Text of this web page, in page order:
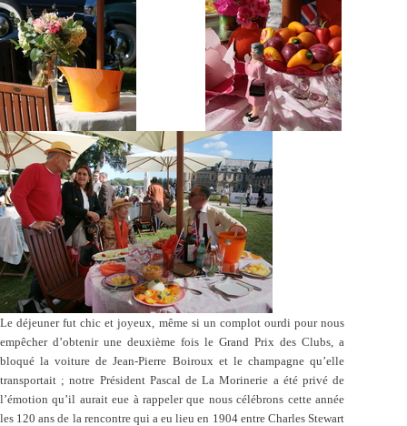
Le déjeuner fut chic et joyeux, même si un complot ourdi pour nous
empêcher d’obtenir une deuxième fois le Grand Prix des Clubs, a
bloqué la voiture de Jean-Pierre Boiroux et le champagne qu’elle
transportait ; notre Président Pascal de La Morinerie a été privé de
l’émotion qu’il aurait eue à rappeler que nous célébrons cette année
les 120 ans de la rencontre qui a eu lieu en 1904 entre Charles Stewart